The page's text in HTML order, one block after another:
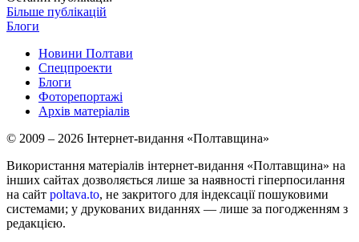
Більше публікацій
Блоги
Новини Полтави
Спецпроекти
Блоги
Фоторепортажі
Архів матеріалів
© 2009 – 2026 Інтернет-видання «Полтавщина»
Використання матеріалів інтернет-видання «Полтавщина» на
інших сайтах дозволяється лише за наявності гіперпосилання
на сайт poltava.to, не закритого для індексації пошуковими
системами; у друкованих виданнях — лише за погодженням з
редакцією.